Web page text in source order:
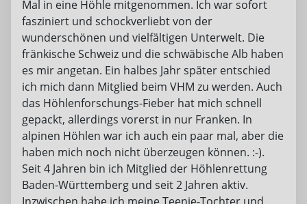
Mal in eine Höhle mitgenommen. Ich war sofort
fasziniert und schockverliebt von der
wunderschönen und vielfältigen Unterwelt. Die
fränkische Schweiz und die schwäbische Alb haben
es mir angetan. Ein halbes Jahr später entschied
ich mich dann Mitglied beim VHM zu werden. Auch
das Höhlenforschungs-Fieber hat mich schnell
gepackt, allerdings vorerst in nur Franken. In
alpinen Höhlen war ich auch ein paar mal, aber die
haben mich noch nicht überzeugen können. :-).
Seit 4 Jahren bin ich Mitglied der Höhlenrettung
Baden-Württemberg und seit 2 Jahren aktiv.